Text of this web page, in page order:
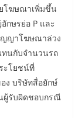
โฆษณาเพิ่มขึ้น
กษรย่อ P และ
ญญาโฆษณาล่วง
ทนกับจำนวนรถ
ะโยชน์ที่
ง บริษัทสื่อยักษ์
ผู้รับผิดชอบกรณี